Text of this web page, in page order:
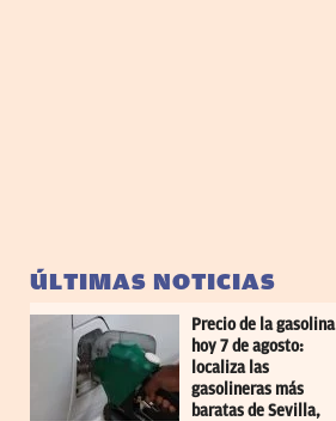
ÚLTIMAS NOTICIAS
Precio de la gasolina
hoy 7 de agosto:
localiza las
gasolineras más
baratas de Sevilla,